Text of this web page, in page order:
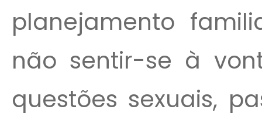
planejamento
não sentir-se à
questões sexuais,